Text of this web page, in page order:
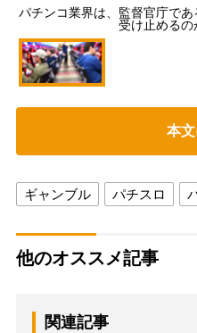
パチンコ業界は、監督官庁で
受け止めるの
本
ギャンブル パチスロ
他のオススメ記事
関連記事